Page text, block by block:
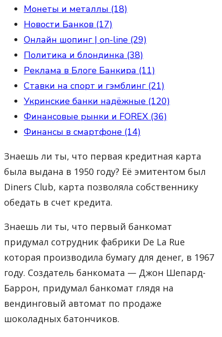
Монеты и металлы (18)
Новости Банков (17)
Онлайн шопинг | on-line (29)
Политика и блондинка (38)
Реклама в Блоге Банкира (11)
Ставки на спорт и гэмблинг (21)
Укринские банки надёжные (120)
Финансовые рынки и FOREX (36)
Финансы в смартфоне (14)
Знаешь ли ты, что первая кредитная карта
была выдана в 1950 году? Её эмитентом был
Diners Club, карта позволяла собственнику
обедать в счет кредита.
Знаешь ли ты, что первый банкомат
придумал сотрудник фабрики De La Rue
которая производила бумагу для денег, в 1967
году. Создатель банкомата — Джон Шепард-
Баррон, придумал банкомат глядя на
вендинговый автомат по продаже
шоколадных батончиков.